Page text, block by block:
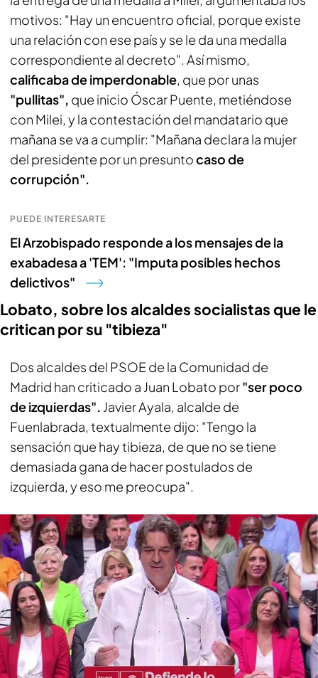
motivos: "Hay un encuentro oficial, porque existe
una relación con ese país y se le da una medalla
correspondiente al decreto". Así mismo,
calificaba de imperdonable, que por unas
"pullitas", que inicio Óscar Puente, metiéndose
con Milei, y la contestación del mandatario que
mañana se va a cumplir: "Mañana declara la mujer
del presidente por un presuntocaso de
corrupción".
PUEDE INTERESARTE
El Arzobispado responde a los mensajes de la
exabadesa a 'TEM': "Imputa posibles hechos
delictivos"
Lobato, sobre los alcaldes socialistas que le
critican por su "tibieza"
Dos alcaldes del PSOE de la Comunidad de
Madrid han criticado a Juan Lobato por"ser poco
de izquierdas". Javier Ayala, alcalde de
Fuenlabrada, textualmente dijo: "Tengo la
sensación que hay tibieza, de que no se tiene
demasiada gana de hacer postulados de
izquierda, y eso me preocupa".